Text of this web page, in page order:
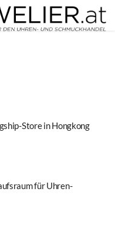
Store in Hongkong
für Uhren-